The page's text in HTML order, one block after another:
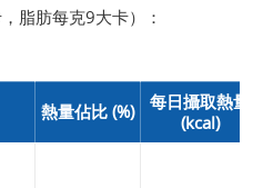
脂肪每克9大卡）：
熱量佔比 (%)
每日攝取熱量
(kcal)